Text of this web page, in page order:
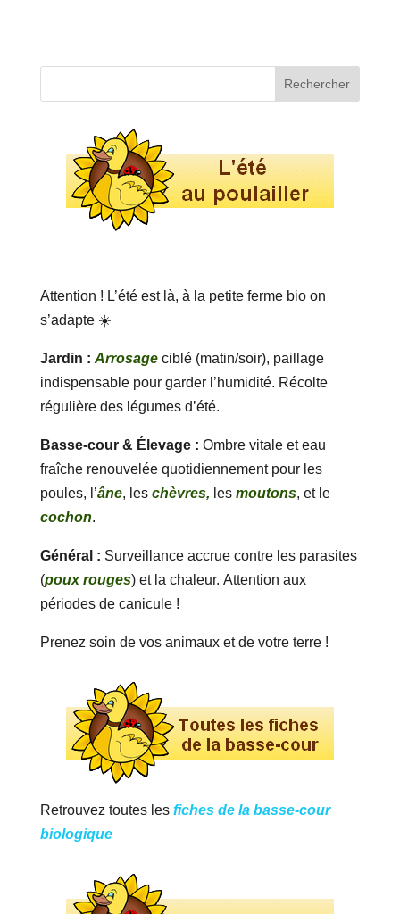
Attention ! L’été est là, à la petite ferme bio on
s’adapte ☀️
Jardin : Arrosageciblé (matin/soir), paillage
indispensable pour garder l’humidité. Récolte
régulière des légumes d’été.
Basse-cour & Élevage : Ombre vitale et eau
fraîche renouvelée quotidiennement pour les
poules, l’âne, les chèvres, les moutons, et le
cochon.
Général : Surveillance accrue contre les parasites
(poux rouges) et la chaleur. Attention aux
périodes de canicule !
Prenez soin de vos animaux et de votre terre !
Retrouvez toutes les fiches de la basse-cour
biologique